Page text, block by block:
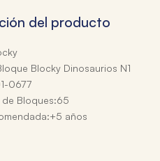
del producto
Blocky Dinosaurios N1
0677
Bloques:65
años